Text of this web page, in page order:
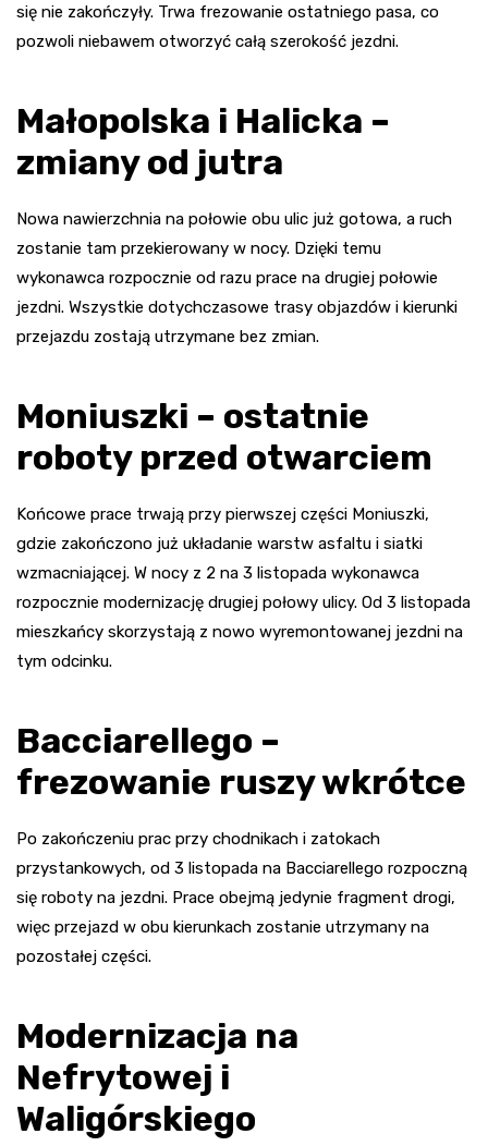
się nie zakończyły. Trwa frezowanie ostatniego pasa, co
pozwoli niebawem otworzyć całą szerokość jezdni.
Małopolska i Halicka –
zmiany od jutra
Nowa nawierzchnia na połowie obu ulic już gotowa, a ruch
zostanie tam przekierowany w nocy. Dzięki temu
wykonawca rozpocznie od razu prace na drugiej połowie
jezdni. Wszystkie dotychczasowe trasy objazdów i kierunki
przejazdu zostają utrzymane bez zmian.
Moniuszki – ostatnie
roboty przed otwarciem
Końcowe prace trwają przy pierwszej części Moniuszki,
gdzie zakończono już układanie warstw asfaltu i siatki
wzmacniającej. W nocy z 2 na 3 listopada wykonawca
rozpocznie modernizację drugiej połowy ulicy. Od 3 listopada
mieszkańcy skorzystają z nowo wyremontowanej jezdni na
tym odcinku.
Bacciarellego –
frezowanie ruszy wkrótce
Po zakończeniu prac przy chodnikach i zatokach
przystankowych, od 3 listopada na Bacciarellego rozpoczną
się roboty na jezdni. Prace obejmą jedynie fragment drogi,
więc przejazd w obu kierunkach zostanie utrzymany na
pozostałej części.
Modernizacja na
Nefrytowej i
Waligórskiego